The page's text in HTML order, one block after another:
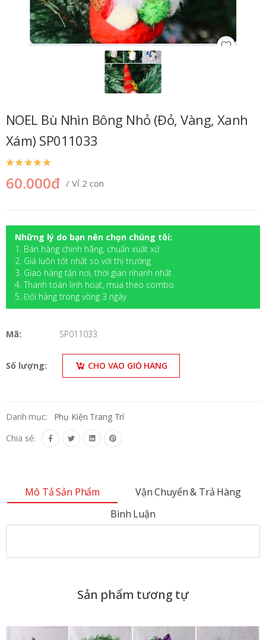
NOEL Bù Nhìn Bông Nhỏ (Đỏ, Vàng, Xanh
Xám) SP011033
60.000đ / Vỉ 2 con
Những lý do bạn nên chọn chúng tôi:
1. Bán hàng chính hãng, chuẩn xuất xứ
2. Giá luôn tốt nhất so với thị trường
3. Giao hàng tận nơi, thời gian nhanh nhất
4. Thanh toán linh hoạt, mua theo combo
5. Đối hàng trong vòng 3 ngày
Mã: SP011033
Số lượng: CHO VÀO GIỎ HÀNG
Danh mục:
Phụ Kiện Trang Trí
Chia sẻ:
Mô Tả Sản Phẩm
Vận Chuyển & Trả Hàng
Bình Luận
Sản phẩm tương tự